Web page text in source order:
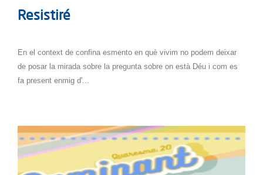
Resistiré
En el context de confina esmento en què vivim no podem deixar
de posar la mirada sobre la pregunta sobre on està Déu i com es
fa present enmig d'...